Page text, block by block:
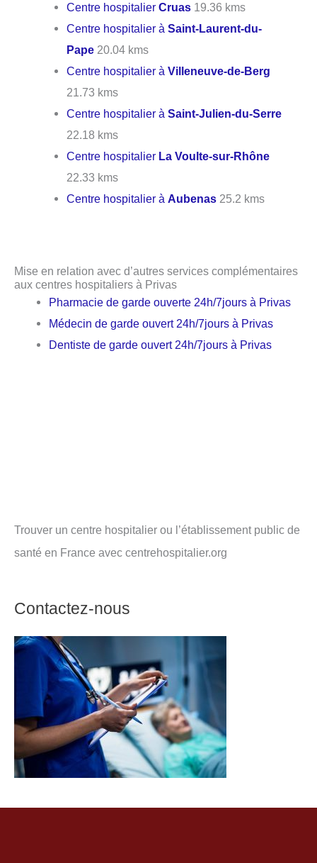
Centre hospitalierCruas 19.36 kms
Centre hospitalier àSaint-Laurent-du-
Pape 20.04 kms
Centre hospitalier àVilleneuve-de-Berg
21.73 kms
Centre hospitalier àSaint-Julien-du-Serre
22.18 kms
Centre hospitalier La Voulte-sur-Rhône
22.33 kms
Centre hospitalier àAubenas 25.2 kms
Mise en relation avec d’autres services complémentaires
aux centres hospitaliers à Privas
Pharmacie de garde ouverte 24h/7jours à Privas
Médecin de garde ouvert 24h/7jours à Privas
Dentiste de garde ouvert 24h/7jours à Privas
Trouver un centre hospitalier ou l’établissement public de
santé en France avec centrehospitalier.org
Contactez-nous